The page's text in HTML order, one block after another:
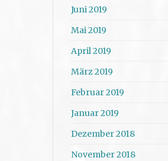
Juni 2019
Mai 2019
April 2019
März 2019
Februar 2019
Januar 2019
Dezember 2018
November 2018